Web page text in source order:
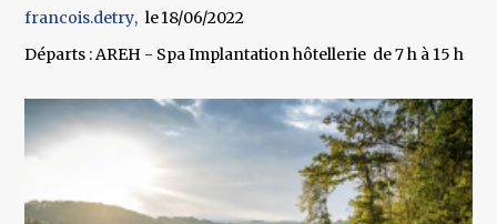
francois.detry
18/06/2022
Départs : AREH - Spa Implantation hôtellerie de 7 h à 15 h